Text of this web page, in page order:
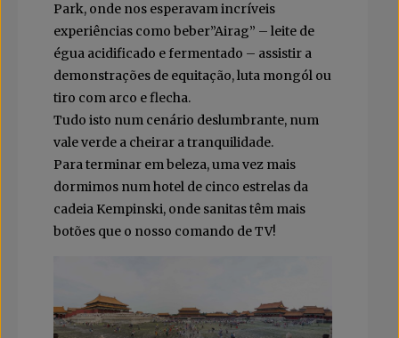
Park, onde nos esperavam incríveis
experiências como beber”Airag” – leite de
égua acidificado e fermentado – assistir a
demonstrações de equitação, luta mongól ou
tiro com arco e flecha.
Tudo isto num cenário deslumbrante, num
vale verde a cheirar a tranquilidade.
Para terminar em beleza, uma vez mais
dormimos num hotel de cinco estrelas da
cadeia Kempinski, onde sanitas têm mais
botões que o nosso comando de TV!